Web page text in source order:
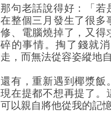
那句老話說得好：「
在整個三月發生了很多
修、電腦燒掉了，又得
碎的事情。掏了錢就
走，而無法從容姿縱地
還有，重新遇到椰漿飯
現在提都不想再提了。
可以親自將他從我的記